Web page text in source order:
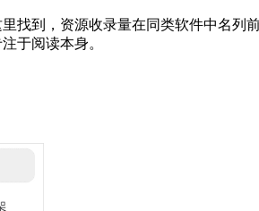
找到，资源收录量在同类软件中名列
于阅读本身。